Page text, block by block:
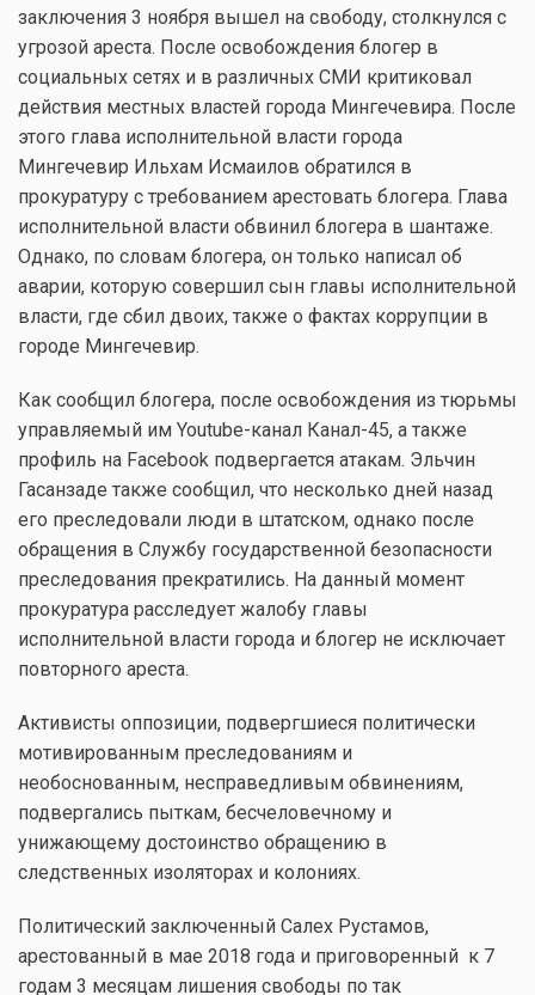
заключения 3 ноября вышел на свободу, столкнулся с
угрозой ареста. После освобождения блогер в
социальных сетях и в различных СМИ критиковал
действия местных властей города Мингечевира. После
этого глава исполнительной власти города
Мингечевир Ильхам Исмаилов обратился в
прокуратуру с требованием арестовать блогера. Глава
исполнительной власти обвинил блогера в шантаже.
Однако, по словам блогера, он только написал об
аварии, которую совершил сын главы исполнительной
власти, где сбил двоих, также о фактах коррупции в
городе Мингечевир.
Как сообщил блогера, после освобождения из тюрьмы
управляемый им Youtube-канал Канал-45, а также
профиль на Facebook подвергается атакам. Эльчин
Гасанзаде также сообщил, что несколько дней назад
его преследовали люди в штатском, однако после
обращения в Службу государственной безопасности
преследования прекратились. На данный момент
прокуратура расследует жалобу главы
исполнительной власти города и блогер не исключает
повторного ареста.
Активисты оппозиции, подвергшиеся политически
мотивированным преследованиям и
необоснованным, несправедливым обвинениям,
подвергались пыткам, бесчеловечному и
унижающему достоинство обращению в
следственных изоляторах и колониях.
Политический заключенный Салех Рустамов,
арестованный в мае 2018 года и приговоренный к 7
годам 3 месяцам лишения свободы по так